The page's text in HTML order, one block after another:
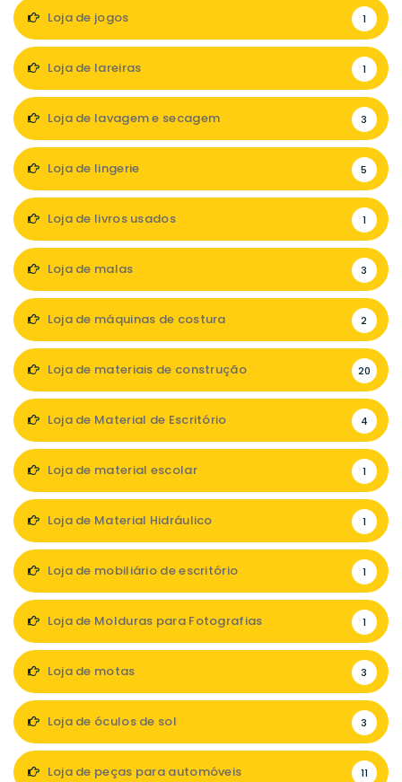
Loja de jogos 1
Loja de lareiras 1
Loja de lavagem e secagem 3
Loja de lingerie 5
Loja de livros usados 1
Loja de malas 3
Loja de máquinas de costura 2
Loja de materiais de construção 20
Loja de Material de Escritório 4
Loja de material escolar 1
Loja de Material Hidráulico 1
Loja de mobiliário de escritório 1
Loja de Molduras para Fotografias 1
Loja de motas 3
Loja de óculos de sol 3
Loja de peças para automóveis 11